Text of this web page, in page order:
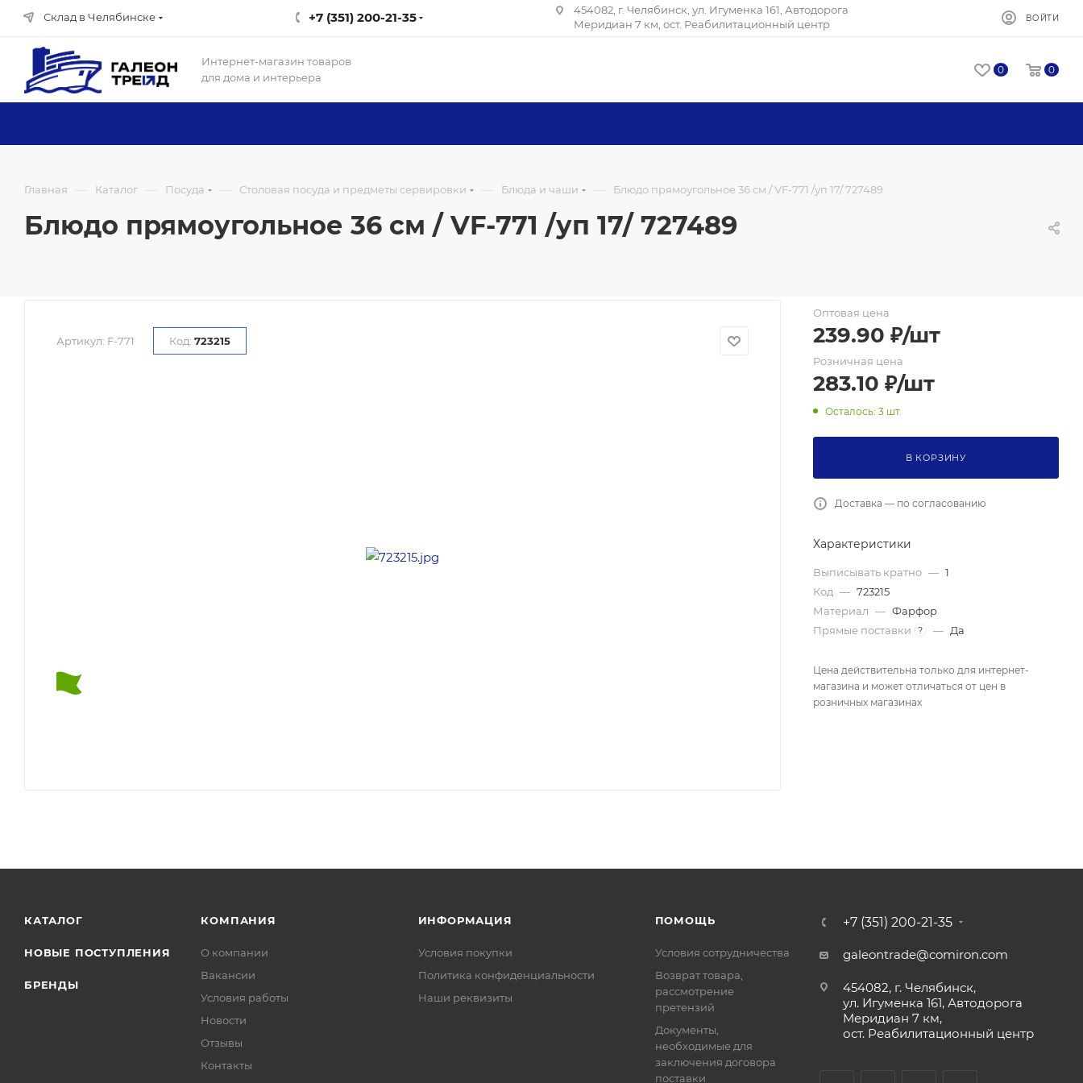
Склад в Челябинске +7 (351) 200-21-35
454082, г. Челябинск, ул. Игуменка 161, Автодорога
Меридиан 7 км, ост. Реабилитационный центр
ВОЙТИ
Интернет-магазин товаров
для дома и интерьера
0 0
Главная — Каталог — Посуда — Столовая посуда и предметы сервировки — Блюда и чаши — Блюдо прямоугольное 36 см / VF-771 /уп 17/ 727489
Блюдо прямоугольное 36 см / VF-771 /уп 17/ 727489
Артикул: F-771 Код: 723215
Оптовая цена
239.90 ₽/шт
Розничная цена
283.10 ₽/шт
Осталось: 3 шт.
В КОРЗИНУ
Доставка — по согласованию
Характеристики
Выписывать кратно — 1
Код — 723215
Материал — Фарфор
Прямые поставки
? — Да
Цена действительна только для интернет-
магазина и может отличаться от цен в
розничных магазинах
КАТАЛОГ
НОВЫЕ ПОСТУПЛЕНИЯ
БРЕНДЫ
КОМПАНИЯ
О компании
Вакансии
Условия работы
Новости
Отзывы
Контакты
ИНФОРМАЦИЯ
Условия покупки
Политика конфиденциальности
Наши реквизиты
ПОМОЩЬ
Условия сотрудничества
Возврат товара,
рассмотрение
претензий
Документы,
необходимые для
заключения договора
поставки
+7 (351) 200-21-35
galeontrade@comiron.com
454082, г. Челябинск,
ул. Игуменка 161, Автодорога
Меридиан 7 км,
ост. Реабилитационный центр